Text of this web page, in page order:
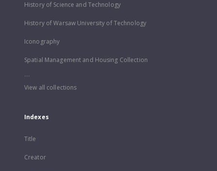
History of Science and Technology
History of Warsaw University of Technology
Iconography
Spatial Management and Housing Collection
...
View all collections
Indexes
Title
Creator